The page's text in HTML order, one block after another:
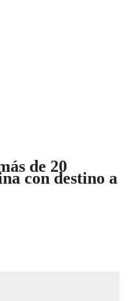
de 20
con destino a